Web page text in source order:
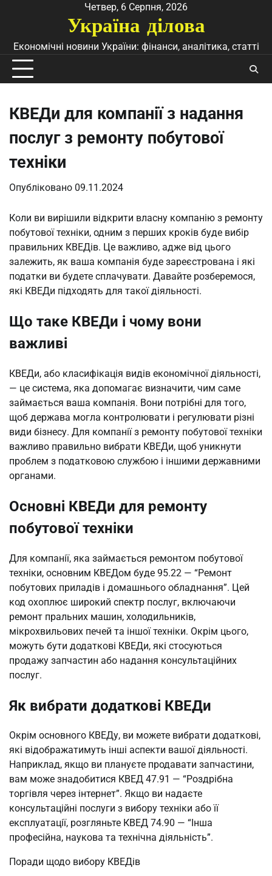
Четвер, 6 Серпня, 2026
Україна ділова
Економічні новини України: фінанси, аналітика, статті
КВЕДи для компанії з надання
послуг з ремонту побутової
техніки
Опубліковано 09.11.2024
Коли ви вирішили відкрити власну компанію з ремонту
побутової техніки, одним з перших кроків буде вибір
правильних КВЕДів. Це важливо, адже від цього
залежить, як ваша компанія буде зареєстрована і які
податки ви будете сплачувати. Давайте розберемося,
які КВЕДи підходять для такої діяльності.
Що таке КВЕДи і чому вони
важливі
КВЕДи, або класифікація видів економічної діяльності,
— це система, яка допомагає визначити, чим саме
займається ваша компанія. Вони потрібні для того,
щоб держава могла контролювати і регулювати різні
види бізнесу. Для компанії з ремонту побутової техніки
важливо правильно вибрати КВЕДи, щоб уникнути
проблем з податковою службою і іншими державними
органами.
Основні КВЕДи для ремонту
побутової техніки
Для компанії, яка займається ремонтом побутової
техніки, основним КВЕДом буде 95.22 — “Ремонт
побутових приладів і домашнього обладнання”. Цей
код охоплює широкий спектр послуг, включаючи
ремонт пральних машин, холодильників,
мікрохвильових печей та іншої техніки. Окрім цього,
можуть бути додаткові КВЕДи, які стосуються
продажу запчастин або надання консультаційних
послуг.
Як вибрати додаткові КВЕДи
Окрім основного КВЕДу, ви можете вибрати додаткові,
які відображатимуть інші аспекти вашої діяльності.
Наприклад, якщо ви плануєте продавати запчастини,
вам може знадобитися КВЕД 47.91 — “Роздрібна
торгівля через інтернет”. Якщо ви надаєте
консультаційні послуги з вибору техніки або її
експлуатації, розгляньте КВЕД 74.90 — “Інша
професійна, наукова та технічна діяльність”.
Поради щодо вибору КВЕДів